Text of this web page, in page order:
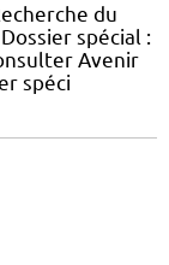
du
spécial :
Avenir
spéci